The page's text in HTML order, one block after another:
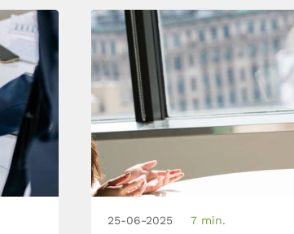
25-06-2025 7 min.